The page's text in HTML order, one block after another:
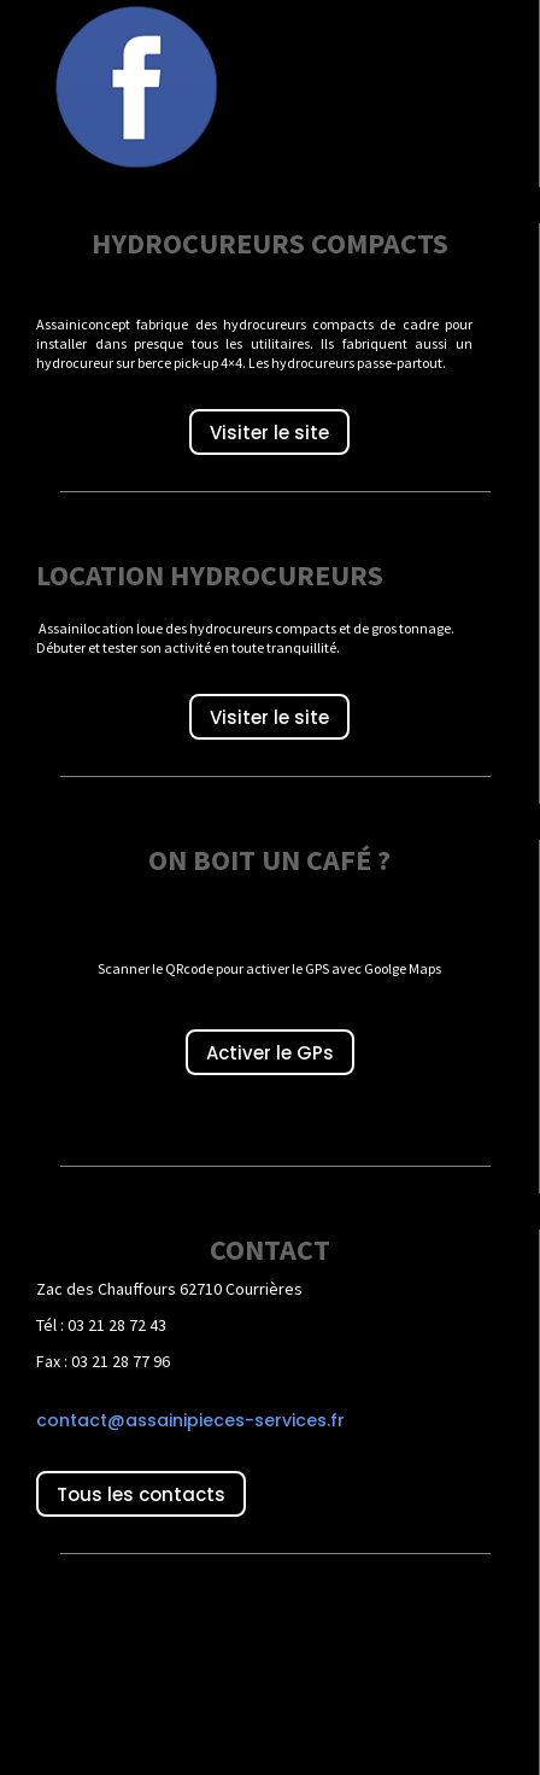
HYDROCUREURS COMPACTS
Assainiconcept fabrique des hydrocureurs compacts de cadre pour
installer dans presque tous les utilitaires. Ils fabriquent aussi un
hydrocureur sur berce pick-up 4×4. Les hydrocureurs passe-partout.
Visiter le site
LOCATION HYDROCUREURS
Assainilocation loue des hydrocureurs compacts et de gros tonnage.
Débuter et tester son activité en toute tranquillité.
Visiter le site
ON BOIT UN CAFÉ ?
Scanner le QRcode pour activer le GPS avec Goolge Maps
Activer le GPs
CONTACT
Zac des Chauffours 62710 Courrières
Tél : 03 21 28 72 43
Fax : 03 21 28 77 96
contact@assainipieces-services.fr
Tous les contacts